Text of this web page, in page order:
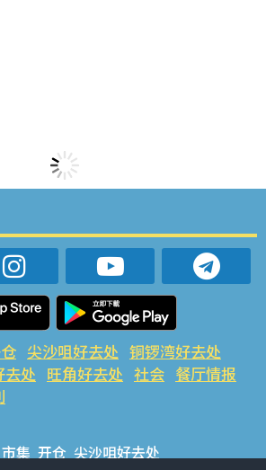
尖沙咀好去处 铜锣湾好去处
去处 旺角好去处 社会 餐厅情报
市集 开仓 尖沙咀好去处